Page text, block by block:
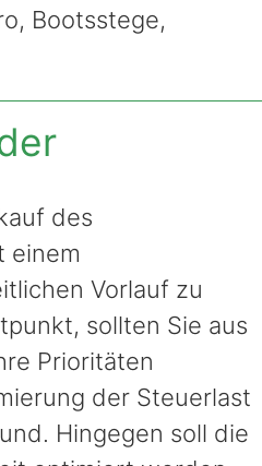
Bootsstege,
des
einem
Vorlauf zu
sollten Sie aus
Prioritäten
der Steuerlast
Hingegen soll die